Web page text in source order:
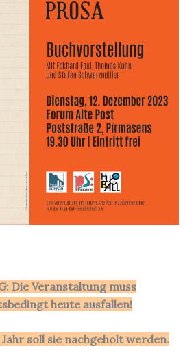
Die Veranstaltung muss
heute ausfallen!
soll sie nachgeholt werden.